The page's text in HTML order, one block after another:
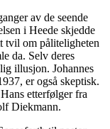
av de seende
i Heede skjedde
tvil om påliteligheten
da. Selv deres
illusjon. Johannes
er også skeptisk.
etterfølger fra
Diekmann.